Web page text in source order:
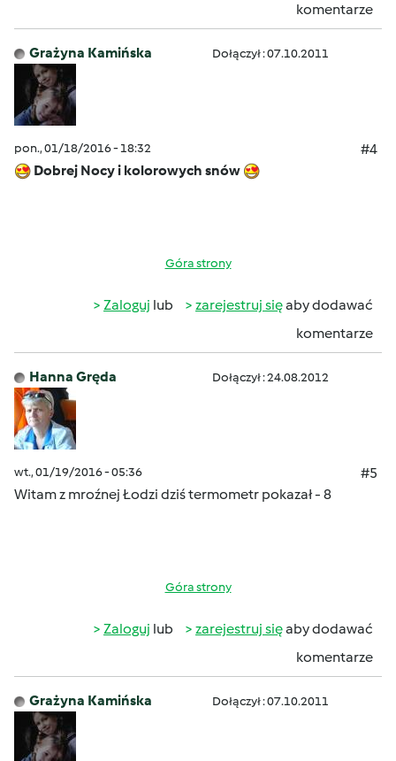
komentarze
Grażyna Kamińska Dołączył : 07.10.2011
pon., 01/18/2016 - 18:32
#4
Dobrej Nocy i kolorowych snów
Góra strony
Zaloguj lub zarejestruj sięaby dodawać
komentarze
Hanna Gręda Dołączył : 24.08.2012
wt., 01/19/2016 - 05:36
#5
Witam z mroźnej Łodzi dziś termometr pokazał - 8
Góra strony
Zaloguj lub zarejestruj sięaby dodawać
komentarze
Grażyna Kamińska Dołączył : 07.10.2011